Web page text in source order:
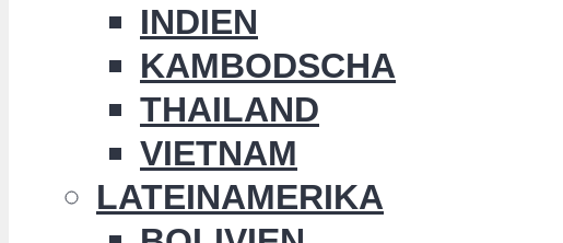
INDIEN
KAMBODSCHA
THAILAND
VIETNAM
LATEINAMERIKA